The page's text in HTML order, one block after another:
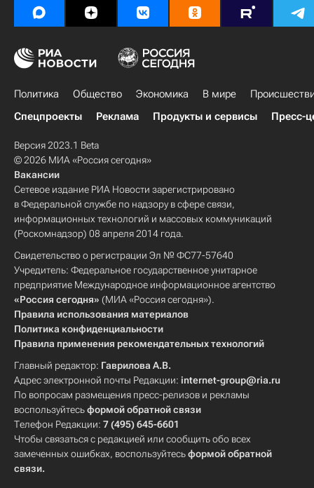
Политика Общество Экономика В мире
Спецпроекты
Реклама Продукты и сервисы Пресс-
Версия 2023.1 Beta
© 2026 МИА «Россия сегодня»
Вакансии
Сетевое издание РИА Новости зарегистрировано
в Федеральной службе по надзору в сфере связи,
информационных технологий и массовых коммуникаций
(Роскомнадзор) 08 апреля 2014 года.
Свидетельство о регистрации Эл № ФС77-57640
Учредитель: Федеральное государственное унитарное
предприятие Международное информационное агентство
«Россия сегодня» (МИА «Россия сегодня»).
Правила использования материалов
Политика конфиденциальности
Правила применения рекомендательных технологий
Главный редактор: Гаврилова А.В.
Адрес электронной почты Редакции: internet-group@ria.ru
По вопросам размещения пресс-релизов и рекламы
воспользуйтесьформой обратной связи
Телефон Редакции: 7 (495) 645-6601
Чтобы связаться с редакцией или сообщить обо всех
замеченных ошибках, воспользуйтесьформой обратной
связи.